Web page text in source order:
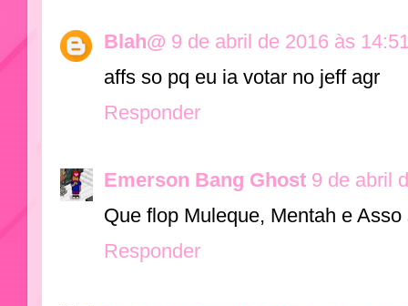
Blah@ 9 de abril de 2016 às
affs so pq eu ia votar no jeff agr
Responder
Emerson Bang Ghost 9 de abril
Que flop Muleque, Mentah e
Responder